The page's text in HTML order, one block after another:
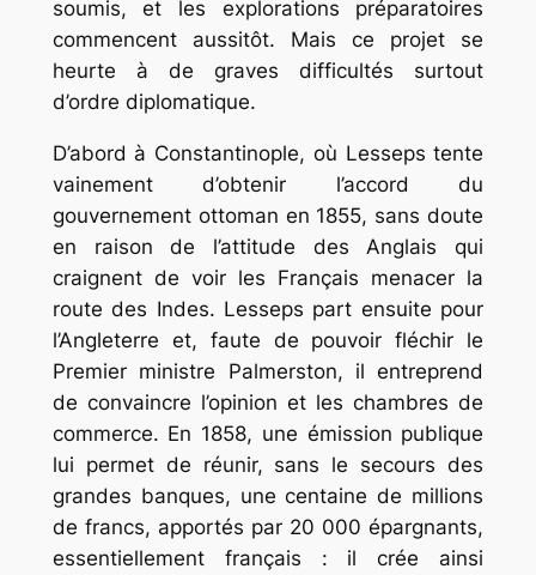
soumis, et les explorations préparatoires
commencent aussitôt. Mais ce projet se
heurte à de graves difficultés surtout
d’ordre diplomatique.
D’abord à Constantinople, où Lesseps tente
vainement d’obtenir l’accord du
gouvernement ottoman en 1855, sans doute
en raison de l’attitude des Anglais qui
craignent de voir les Français menacer la
route des Indes. Lesseps part ensuite pour
l’Angleterre et, faute de pouvoir fléchir le
Premier ministre Palmerston, il entreprend
de convaincre l’opinion et les chambres de
commerce. En 1858, une émission publique
lui permet de réunir, sans le secours des
grandes banques, une centaine de millions
de francs, apportés par 20 000 épargnants,
essentiellement français : il crée ainsi